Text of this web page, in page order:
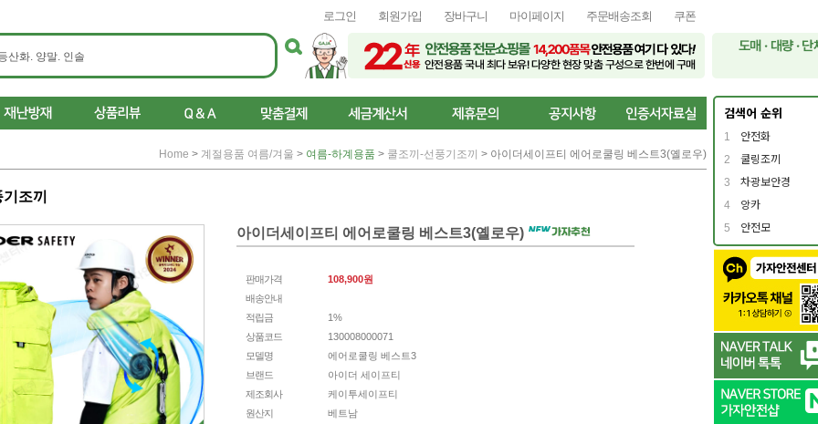
검색어 순위
1
안전화
2
쿨링조끼
3
차광보안경
4
앙카
5
안전모
로그인 회원가입 장바구니 마이페이지 주문배송조회 쿠폰
Home > 계절용품 여름/겨울 > 여름-하계용품 > 쿨조끼-선풍기조끼 > 아이더세이프티 에어로쿨링 베스트3(옐로우)
조끼
아이더세이프티 에어로쿨링 베스트3(옐로우)
판매가격
108,900원
배송안내
적립금
1%
상품코드
130008000071
모델명
에어로쿨링 베스트3
브랜드
아이더 세이프티
제조회사
케이투세이프티
원산지
베트남